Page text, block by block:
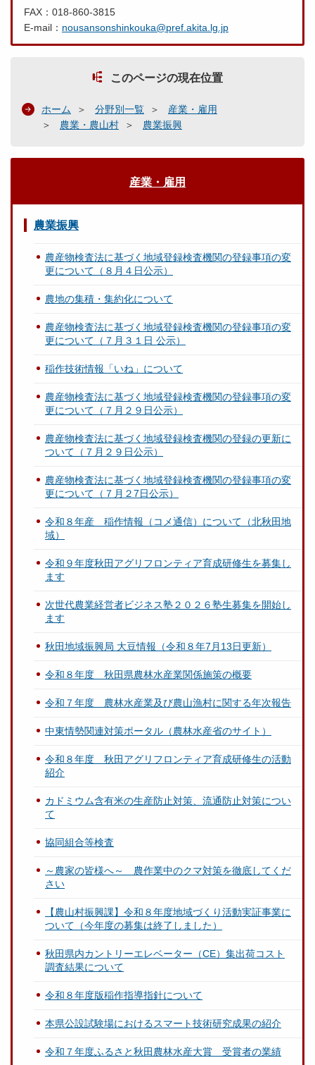
FAX：018-860-3815
E-mail： nousansonshinkouka@pref.akita.lg.jp
このページの現在位置
ホーム 分野別一覧
産業・雇用
農業・農山村
農業振興
産業・雇用
農業振興
農産物検査法に基づく地域登録検査機関の登録事項の変
更について（８月４日公示）
農地の集積・集約化について
農産物検査法に基づく地域登録検査機関の登録事項の変
更について（７月３１日 公示）
稲作技術情報「いね」について
農産物検査法に基づく地域登録検査機関の登録事項の変
更について（７月２９日公示）
農産物検査法に基づく地域登録検査機関の登録の更新に
ついて（７月２９日公示）
農産物検査法に基づく地域登録検査機関の登録事項の変
更について（７月２7日公示）
令和８年産 稲作情報（コメ通信）について（北秋田地
域）
令和９年度秋田アグリフロンティア育成研修生を募集し
ます
次世代農業経営者ビジネス塾２０２６塾生募集を開始し
ます
秋田地域振興局 大豆情報（令和８年7月13日更新）
令和８年度 秋田県農林水産業関係施策の概要
令和７年度 農林水産業及び農山漁村に関する年次報告
中東情勢関連対策ポータル（農林水産省のサイト）
令和８年度 秋田アグリフロンティア育成研修生の活動
紹介
カドミウム含有米の生産防止対策、流通防止対策につい
て
協同組合等検査
～農家の皆様へ～ 農作業中のクマ対策を徹底してくだ
さい
【農山村振興課】令和８年度地域づくり活動実証事業に
ついて（今年度の募集は終了しました）
秋田県内カントリーエレベーター（CE）集出荷コスト
調査結果について
令和８年度版稲作指導指針について
本県公設試験場におけるスマート技術研究成果の紹介
令和７年度ふるさと秋田農林水産大賞 受賞者の業績